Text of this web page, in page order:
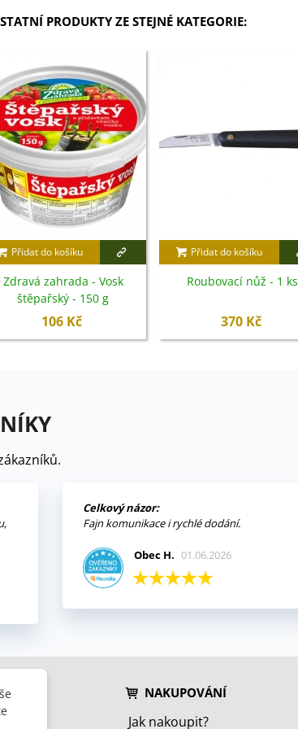
PRODUKTY ZE STEJNÉ KATEGORIE:
Přidat do košíku
Zdravá zahrada - Vosk
štěpařský - 150 g
106 Kč
Přidat do košíku
Roubovací nůž - 1 ks
370 Kč
Celkový názor:
Fajn komunikace i rychlé dodání.
Obec H. 01.06.2026
NAKUPOVÁNÍ
Jak nakoupit?